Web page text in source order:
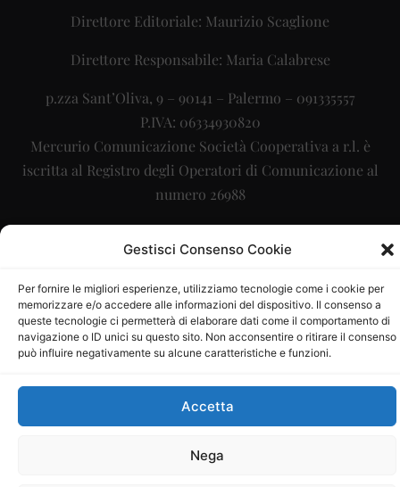
Gestisci Consenso Cookie
Per fornire le migliori esperienze, utilizziamo tecnologie come i cookie per
memorizzare e/o accedere alle informazioni del dispositivo. Il consenso a
queste tecnologie ci permetterà di elaborare dati come il comportamento di
navigazione o ID unici su questo sito. Non acconsentire o ritirare il consenso
può influire negativamente su alcune caratteristiche e funzioni.
Accetta
Nega
Direttore Editoriale: Maurizio Scaglione
Direttore Responsabile: Maria Calabrese
p.zza Sant’Oliva, 9 – 90141 – Palermo – 091335557
P.IVA: 06334930820
Mercurio Comunicazione Società Cooperativa a r.l. è
iscritta al Registro degli Operatori di Comunicazione al
numero 26988